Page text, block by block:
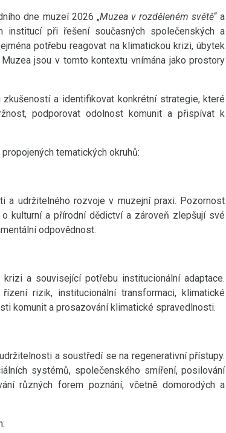
dne muzeí 2026 „Muzea v rozděleném světě“ a
institucí při řešení současných společenských a
potřebu reagovat na klimatickou krizi, úbytek
jsou v tomto kontextu vnímána jako prostory
a identifikovat konkrétní strategie, které
podporovat odolnost komunit a přispívat k
tematických okruhů:
a udržitelného rozvoje v muzejní praxi. Pozornost
kulturní a přírodní dědictví a zároveň zlepšují své
odpovědnost.
a související potřebu institucionální adaptace.
rizik, institucionální transformaci, klimatické
komunit a prosazování klimatické spravedlnosti.
a soustředí se na regenerativní přístupy.
systémů, společenského smíření, posilování
různých forem poznání, včetně domorodých a